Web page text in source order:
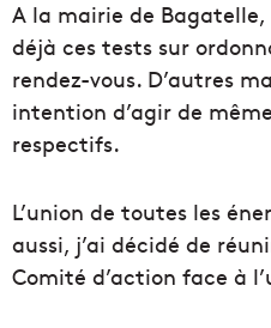
A la mairie de
déjà ces tests sur
rendez-vous. D’autres
intention d’agir de
respectifs.
L’union de toutes les
aussi, j’ai décidé de
Comité d’action face à